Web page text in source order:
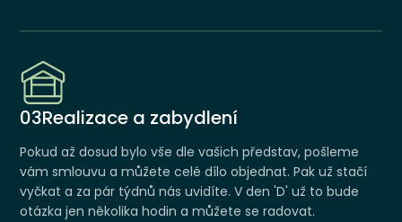
03Realizace a zabydlení
Pokud až dosud bylo vše dle vašich představ, pošleme
vám smlouvu a můžete celé dílo objednat. Pak už stačí
vyčkat a za pár týdnů nás uvidíte. V den 'D' už to bude
otázka jen několika hodin a můžete se radovat.